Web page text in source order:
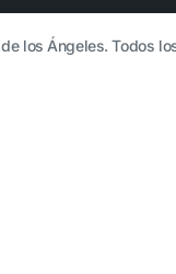
los Ángeles. Todos